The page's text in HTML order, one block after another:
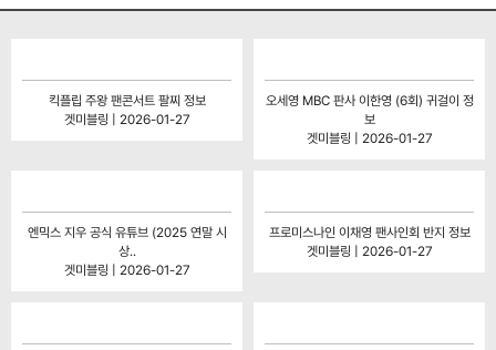
킥플립 주왕 팬콘서트 팔찌 정보
겟미블링 | 2026-01-27
오세영 MBC 판사 이한영 (6회) 귀걸이 정
보
겟미블링 | 2026-01-27
엔믹스 지우 공식 유튜브 (2025 연말 시
상..
겟미블링 | 2026-01-27
프로미스나인 이채영 팬사인회 반지 정보
겟미블링 | 2026-01-27